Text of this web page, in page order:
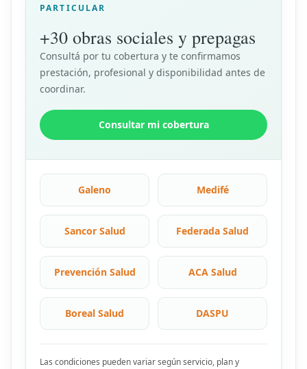
PARTICULAR
+30 obras sociales y prepagas
Consultá por tu cobertura y te confirmamos
prestación, profesional y disponibilidad antes de
coordinar.
Consultar mi cobertura
Galeno Medifé
Sancor Salud Federada Salud
Prevención Salud ACA Salud
Boreal Salud DASPU
Las condiciones pueden variar según servicio, plan y